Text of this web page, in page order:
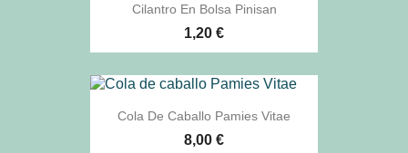
Cilantro En Bolsa Pinisan
1,20 €
Cola De Caballo Pamies Vitae
8,00 €